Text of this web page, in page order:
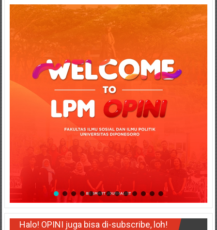
Halo! OPINI juga bisa di-subscribe, loh!